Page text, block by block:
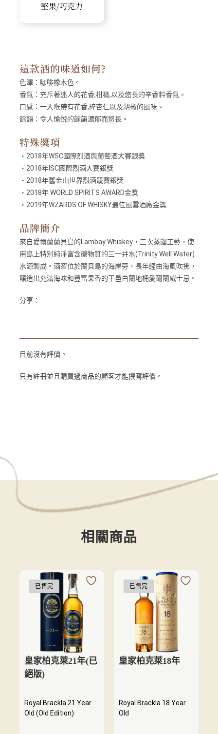
堅果/巧克力
這款酒的味道如何?
色澤： 咖啡橡木色。
香氣： 充斥著迷人的花香,柑橘,以及悠長的辛香料香氣。
口感： 一入喉帶有花香,碎杏仁以及胡椒的風味。
餘韻： 令人愉悦的餘韻濃郁而悠長。
特殊獎項
・2018年WSC國際烈酒與葡萄酒大賽銀獎
・2018年ISC國際烈酒大賽銀獎
・2018年舊金山世界烈酒競賽銀獎
・2018年 WORLD SPIRITS AWARD金獎
・2019年WZARDS OF WHISKY最佳風雲酒廠金獎
品牌簡介
來自愛爾蘭蘭貝島的Lambay Whiskey，三次蒸餾工藝，使
用島上特別純淨富含礦物質的三一井水(Trinity Well Water)
水源製成。酒窖位於蘭貝島的海岸旁，長年經由海風吹拂，
釀造出充滿海味和豐富果香的干邑白蘭地桶愛爾蘭威士忌。
分享：
目前沒有評價。
只有註冊並且購買過商品的顧客才能撰寫評價。
相關商品
已售完
皇家柏克萊21年(已
絕版)
Royal Brackla 21 Year
Old (Old Edition)
已售完
皇家柏克萊18年
Royal Brackla 18 Year
Old